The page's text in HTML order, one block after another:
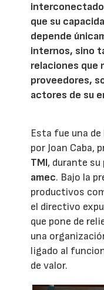
que su
depende
internos, sino
relaciones que
proveedores,
actores de su
Esta fue una
por Joan Caba,
TMI, durante
amec. Bajo la
productivos
el directivo
que pone de
una
ligado al
de valor.